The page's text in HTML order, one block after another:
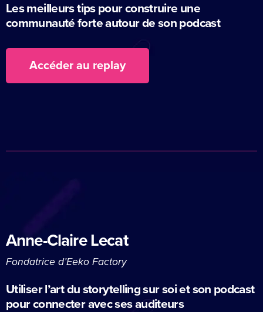
Les meilleurs tips pour construire une
communauté forte autour de son podcast
Accéder au replay
Anne-Claire Lecat
Fondatrice d’Eeko Factory
Utiliser l’art du storytelling sur soi et son podcast
pour connecter avec ses auditeurs